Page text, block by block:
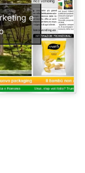
e